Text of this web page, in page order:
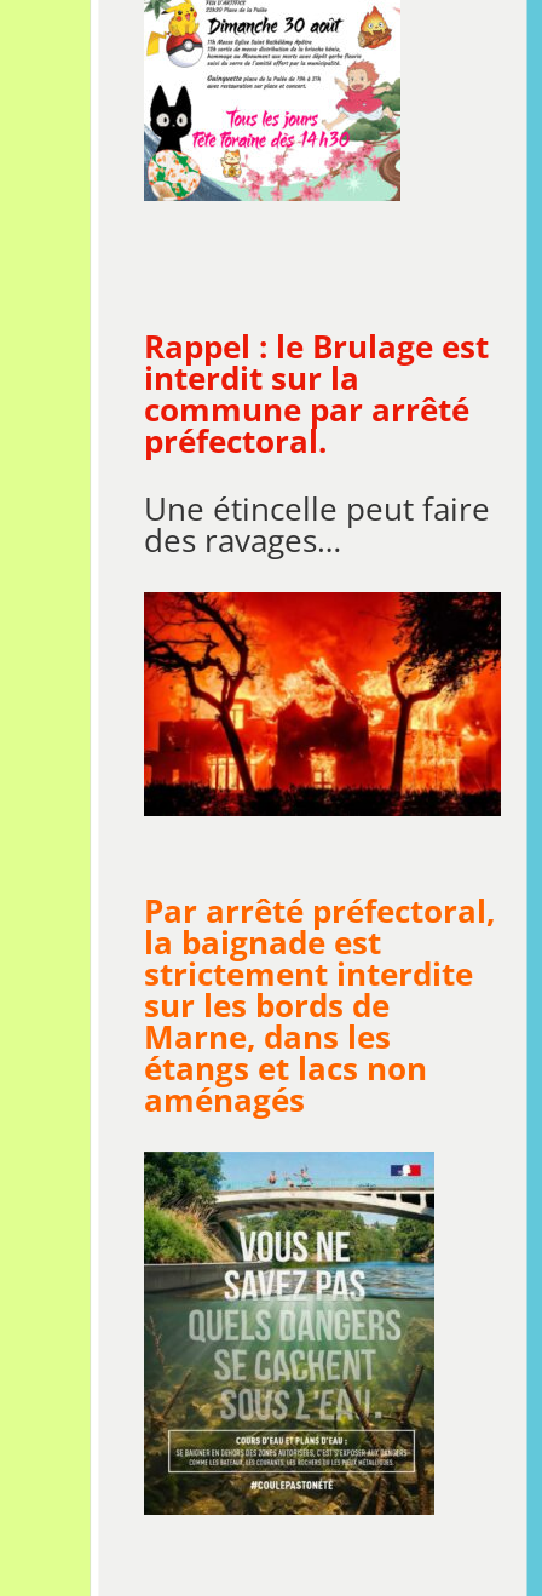
Rappel : le Brulage est
interdit sur la
commune par arrêté
préfectoral.
Une étincelle peut faire
des ravages…
Par arrêté préfectoral,
la baignade est
strictement interdite
sur les bords de
Marne, dans les
étangs et lacs non
aménagés